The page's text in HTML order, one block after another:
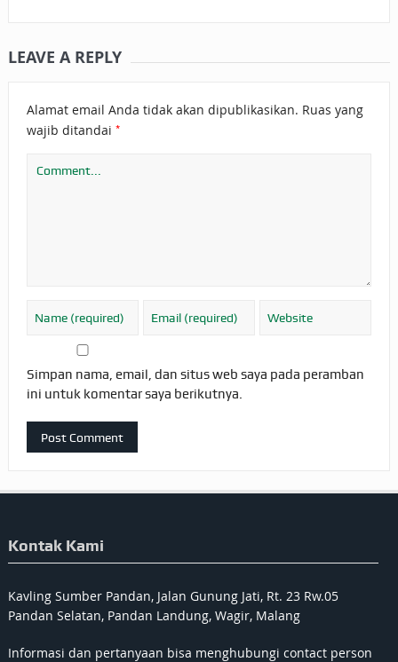
LEAVE A REPLY
Alamat email Anda tidak akan dipublikasikan. Ruas yang
wajib ditandai *
Simpan nama, email, dan situs web saya pada peramban
ini untuk komentar saya berikutnya.
Kontak Kami
Kavling Sumber Pandan, Jalan Gunung Jati, Rt. 23 Rw.05
Pandan Selatan, Pandan Landung, Wagir, Malang
Informasi dan pertanyaan bisa menghubungi contact person